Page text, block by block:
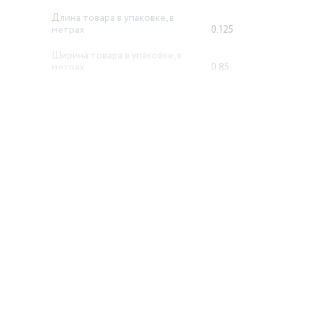
Длина товара в упаковке, в
метрах
0.125
Ширина товара в упаковке, в
0.85